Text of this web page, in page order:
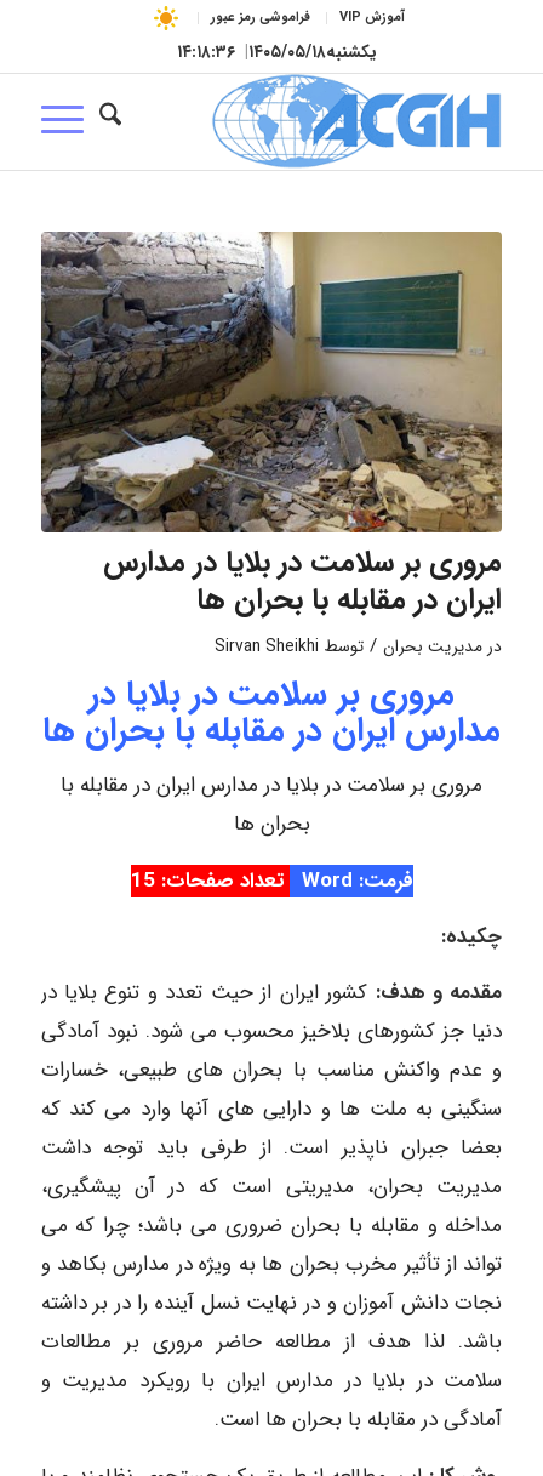
آموزش VIP فراموشی رمز عبور
یکشنبه۱۴۰۵/۰۵/۱۸| ۱۴:۱۸:۳۷
مروری بر سلامت در بلایا در مدارس
ایران در مقابله با بحران ها
در مدیریت بحران / توسط Sirvan Sheikhi
مروری بر سلامت در بلایا در
مدارس ایران در مقابله با بحران ها
مروری بر سلامت در بلایا در مدارس ایران در مقابله با
بحران ها
فرمت: Word
تعداد صفحات: 15
چکیده:
مقدمه و هدف: کشور ایران از حیث تعدد و تنوع بلایا در
دنیا جز کشورهای بلاخیز محسوب می شود. نبود آمادگی
و عدم واکنش مناسب با بحران های طبیعی، خسارات
سنگینی به ملت ها و دارایی های آنها وارد می کند که
بعضا جبران ناپذیر است. از طرفی باید توجه داشت
مدیریت بحران، مدیریتی است که در آن پیشگیری،
مداخله و مقابله با بحران ضروری می باشد؛ چرا که می
تواند از تأثیر مخرب بحران ها به ویژه در مدارس بکاهد و
نجات دانش آموزان و در نهایت نسل آینده را در بر داشته
باشد. لذا هدف از مطالعه حاضر مروری بر مطالعات
سلامت در بلایا در مدارس ایران با رویکرد مدیریت و
آمادگی در مقابله با بحران ها است.